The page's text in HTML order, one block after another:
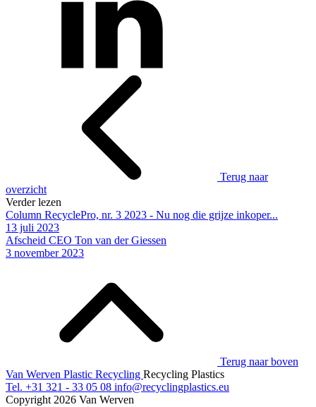
Terug naar
overzicht
Verder lezen
Column RecyclePro, nr. 3 2023 - Nu nog die grijze inkoper...
13 juli 2023
Afscheid CEO Ton van der Giessen
3 november 2023
Terug naar boven
Van Werven Plastic Recycling Recycling Plastics
Tel. +31 321 - 33 05 08 info@recyclingplastics.eu
Copyright 2026 Van Werven